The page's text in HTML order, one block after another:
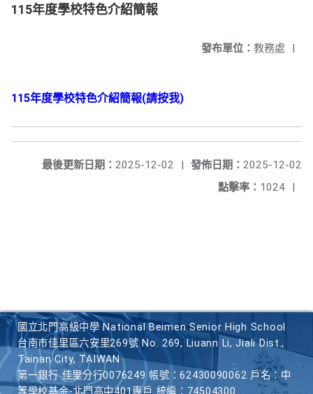
115年度學校特色介紹簡報
發布單位： 教務處 |
115年度學校特色介紹簡報(請按我)
發佈日期： 2025-12-02
最後更新日期： 2025-12-02
|
點擊率： 1024 |
國立北門高級中學 National Beimen Senior High School
台南市佳里區六安里269號 No. 269, Liuann Li, Jiali Dist.,
Tainan City, TAIWAN
第一銀行 佳里分行0076249 帳號：62430090062 戶名：中
等學校基金-北門高中401專戶 統編：74504300